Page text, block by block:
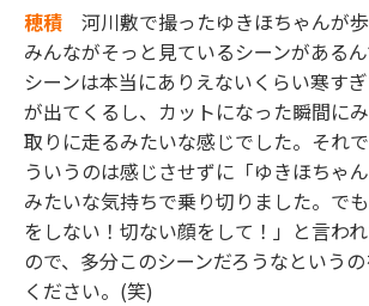
穂積 河川敷で撮ったゆきほちゃんが歩
みんながそっと見ているシーンがある
シーンは本当にありえないくらい寒す
が出てくるし、カットになった瞬間に
取りに走るみたいな感じでした。それ
ういうのは感じさせずに「ゆきほちゃ
みたいな気持ちで乗り切りました。で
をしない！切ない顔をして！」と言わ
ので、多分このシーンだろうなという
ください。(笑)